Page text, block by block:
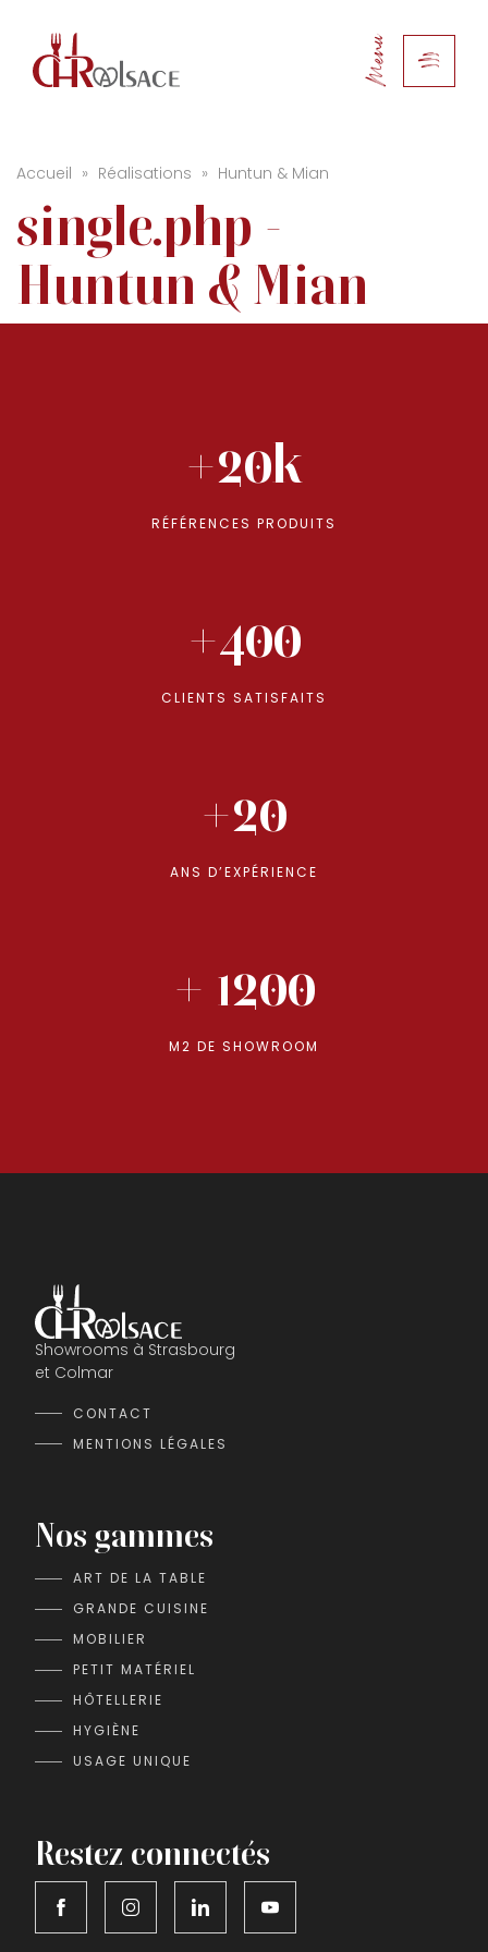
Menu
Accueil » Réalisations » Huntun & Mian
single.php -
Huntun & Mian
+20k
RÉFÉRENCES PRODUITS
+400
CLIENTS SATISFAITS
+20
ANS D’EXPÉRIENCE
+ 1200
M2 DE SHOWROOM
Showrooms à Strasbourg
et Colmar
CONTACT
MENTIONS LÉGALES
Nos gammes
ART DE LA TABLE
GRANDE CUISINE
MOBILIER
PETIT MATÉRIEL
HÔTELLERIE
HYGIÈNE
USAGE UNIQUE
Restez connectés